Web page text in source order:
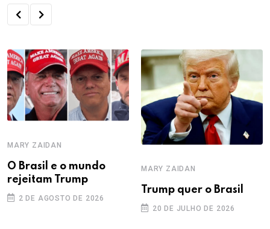
MARY ZAIDAN
O Brasil e o mundo
rejeitam Trump
2 DE AGOSTO DE 2026
MARY ZAIDAN
Trump quer o Brasil
20 DE JULHO DE 2026